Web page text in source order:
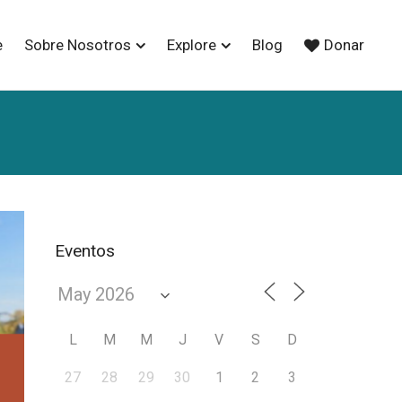
Sobre Nosotros Explore Blog Donar
Eventos
L M M J V S D
27 28 29 30 1 2 3